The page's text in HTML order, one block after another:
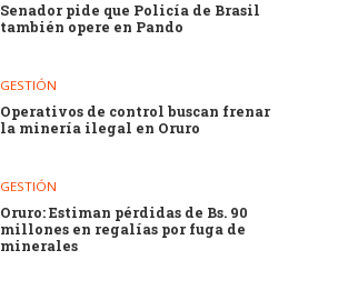
Senador pide que Policía de Brasil
también opere en Pando
GESTIÓN
Operativos de control buscan frenar
la minería ilegal en Oruro
GESTIÓN
Oruro: Estiman pérdidas de Bs. 90
millones en regalías por fuga de
minerales